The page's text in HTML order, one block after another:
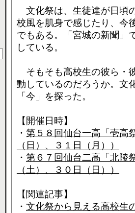
文化祭は、生徒達が日頃
校風を肌身で感じたり、今
でもある。「宮城の新聞」
している。
そもそも高校生の彼ら・
動しているのだろうか。文
「今」を探った。
【開催日時】
・ 第５８回仙台一高「壱高
（日）、３１日（月））
・ 第６７回仙台二高「北陵
（土）、３０日（日））
【関連記事】
・ 文化祭から見える高校生